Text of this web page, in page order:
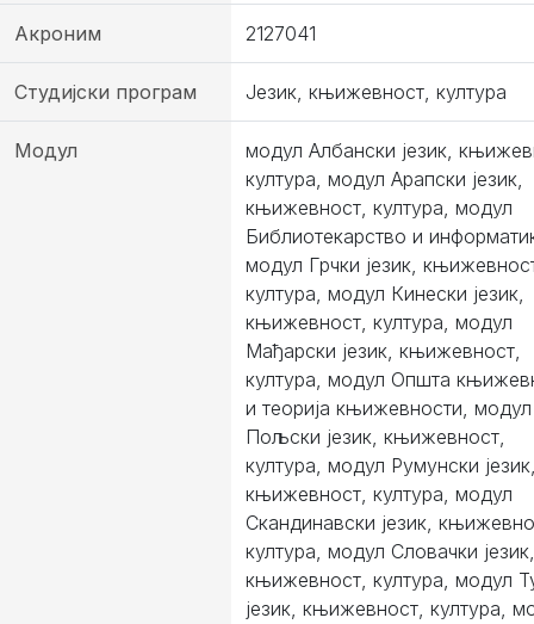
Акроним 2127041
Студијски програм Језик, књижевност, култура
Модул
модул Албански језик,
култура, модул Арапски језик,
књижевност, култура, модул
Библиотекарство и
модул Грчки језик,
култура, модул Кинески језик,
књижевност, култура, модул
Мађарски језик, књижевност,
култура, модул Општа
и теорија књижевности, модул
Пољски језик, књижевност,
култура, модул Румунски
књижевност, култура, модул
Скандинавски језик,
култура, модул Словачки језик,
књижевност, култура, модул
језик, књижевност, култура,